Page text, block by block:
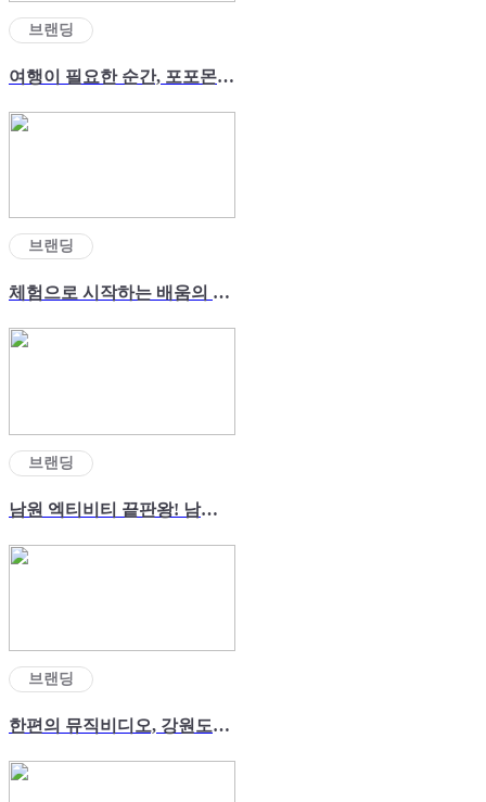
브랜딩
여행이 필요한 순간, 포포몬(ep.01)
브랜딩
체험으로 시작하는 배움의 즐거움, 움클래스!
브랜딩
남원 엑티비티 끝판왕! 남원 테마파크
브랜딩
한편의 뮤직비디오, 강원도로 놀러와-!